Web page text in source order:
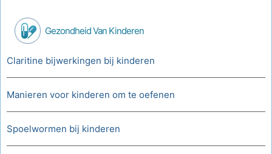
Gezondheid Van Kinderen
Claritine bijwerkingen bij kinderen
Manieren voor kinderen om te oefenen
Spoelwormen bij kinderen